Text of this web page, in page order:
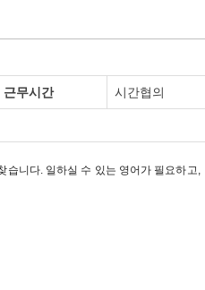
근무시간 시간협의
습니다. 일하실 수 있는 영어가 필요하고,